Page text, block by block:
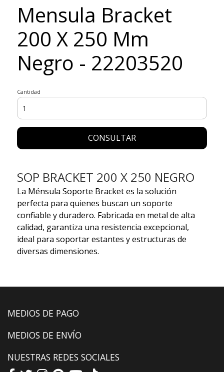
Mensula Bracket
200 X 250 Mm
Negro - 22203520
Cantidad
CONSULTAR
SOP BRACKET 200 X 250 NEGRO
La Ménsula Soporte Bracket es la solución
perfecta para quienes buscan un soporte
confiable y duradero. Fabricada en metal de alta
calidad, garantiza una resistencia excepcional,
ideal para soportar estantes y estructuras de
diversas dimensiones.
MEDIOS DE PAGO
MEDIOS DE ENVÍO
NUESTRAS REDES SOCIALES